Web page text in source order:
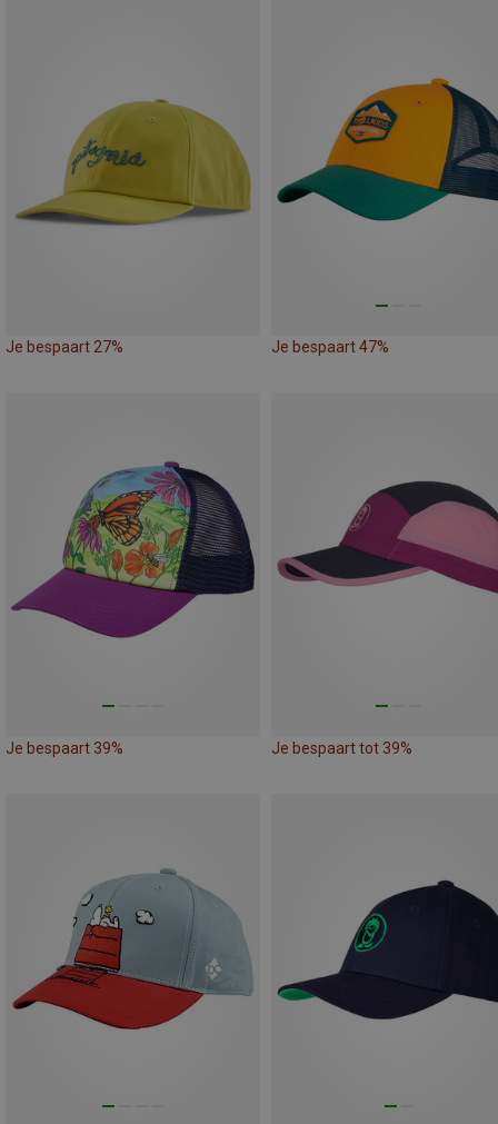
Je bespaart 27% Je bespaart 47%
Je bespaart 39% Je bespaart tot 39%